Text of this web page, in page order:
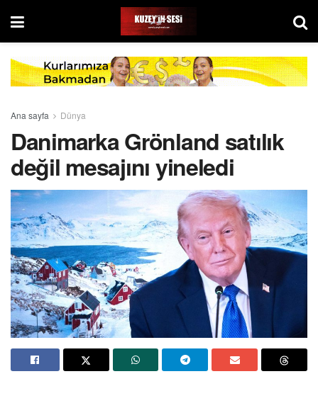
Ana sayfa Dünya
Danimarka Grönland satılık
değil mesajını yineledi